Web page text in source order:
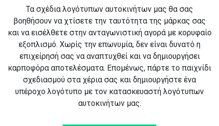
Τα σχέδια λογότυπων αυτοκινήτων μας θα σας
βοηθήσουν να χτίσετε την ταυτότητα της μάρκας σας
και να εισέλθετε στην ανταγωνιστική αγορά με κορυφαίο
εξοπλισμό. Χωρίς την επωνυμία, δεν είναι δυνατό η
επιχείρησή σας να αναπτυχθεί και να δημιουργήσει
καρποφόρα αποτελέσματα. Επομένως, πάρτε το παιχνίδι
σχεδιασμού στα χέρια σας και δημιουργήστε ένα
υπέροχο λογότυπο με τον κατασκευαστή λογότυπων
αυτοκινήτων μας.